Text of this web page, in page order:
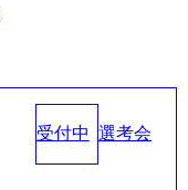
受付中 選考会